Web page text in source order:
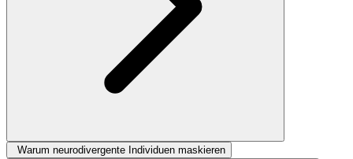
Warum neurodivergente Individuen maskieren